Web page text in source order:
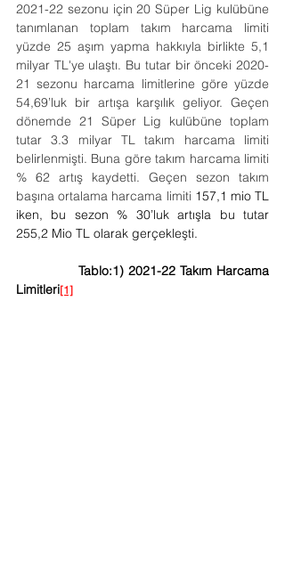
2021-22 sezonu için 20 Süper Lig kulübüne
tanımlanan toplam takım harcama limiti
yüzde 25 aşım yapma hakkıyla birlikte 5,1
milyar TL'ye ulaştı. Bu tutar bir önceki 2020-
21 sezonu harcama limitlerine göre yüzde
54,69’luk bir artışa karşılık geliyor. Geçen
dönemde 21 Süper Lig kulübüne toplam
tutar 3.3 milyar TL takım harcama limiti
belirlenmişti. Buna göre takım harcama limiti
% 62 artış kaydetti. Geçen sezon takım
başına ortalama harcama limiti 157,1 mio TL
iken, bu sezon % 30’luk artışla bu tutar
255,2 Mio TL olarak gerçekleşti.
Tablo:1) 2021-22 Takım Harcama
Limitleri[1]